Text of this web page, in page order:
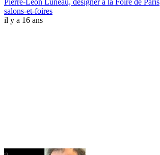
Pierre-Léon Luneau, designer à la Foire de Paris
salons-et-foires
il y a 16 ans